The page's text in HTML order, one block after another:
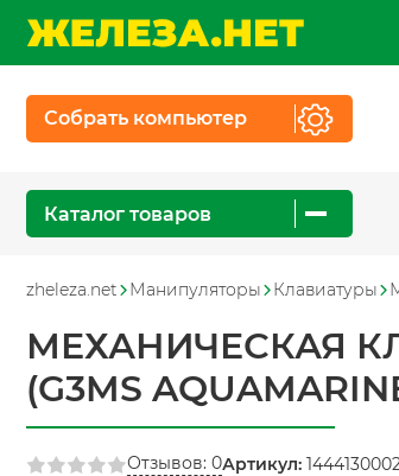
Собрать компьютер
Каталог товаров
zheleza.net Манипуляторы Клавиатуры
МЕХАНИЧЕСКАЯ
(G3MS
Отзывов: 0Артикул: